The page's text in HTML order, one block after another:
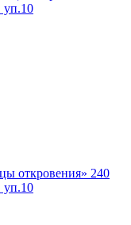
откровения» 240
уп.10